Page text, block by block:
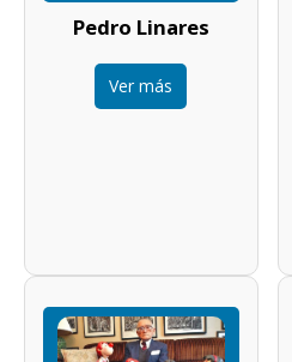
Pedro Linares
Ver más